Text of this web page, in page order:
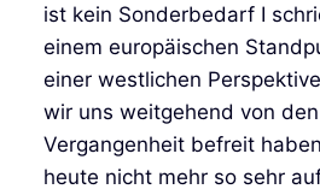
ist kein Sonderbedarf I
einem europäischen
einer westlichen
wir uns weitgehend von
Vergangenheit befreit
heute nicht mehr so sehr